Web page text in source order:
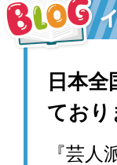
日本
ており
『芸